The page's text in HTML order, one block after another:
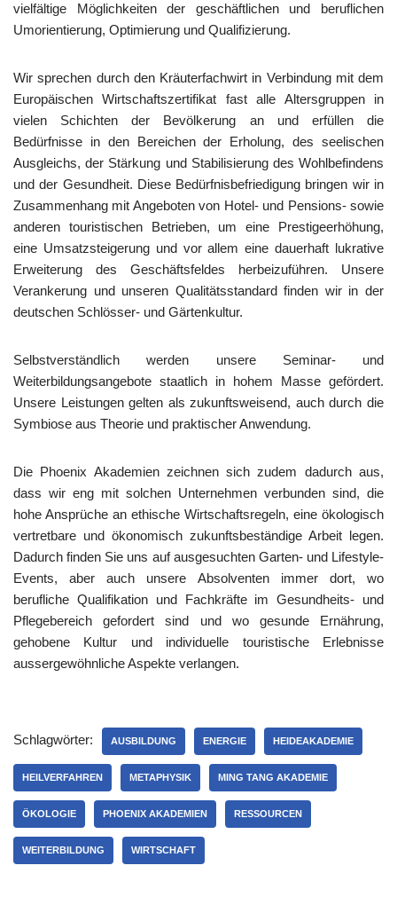
vielfältige Möglichkeiten der geschäftlichen und beruflichen
Umorientierung, Optimierung und Qualifizierung.
Wir sprechen durch den Kräuterfachwirt in Verbindung mit dem
Europäischen Wirtschaftszertifikat fast alle Altersgruppen in
vielen Schichten der Bevölkerung an und erfüllen die
Bedürfnisse in den Bereichen der Erholung, des seelischen
Ausgleichs, der Stärkung und Stabilisierung des Wohlbefindens
und der Gesundheit. Diese Bedürfnisbefriedigung bringen wir in
Zusammenhang mit Angeboten von Hotel- und Pensions- sowie
anderen touristischen Betrieben, um eine Prestigeerhöhung,
eine Umsatzsteigerung und vor allem eine dauerhaft lukrative
Erweiterung des Geschäftsfeldes herbeizuführen. Unsere
Verankerung und unseren Qualitätsstandard finden wir in der
deutschen Schlösser- und Gärtenkultur.
Selbstverständlich werden unsere Seminar- und
Weiterbildungsangebote staatlich in hohem Masse gefördert.
Unsere Leistungen gelten als zukunftsweisend, auch durch die
Symbiose aus Theorie und praktischer Anwendung.
Die Phoenix Akademien zeichnen sich zudem dadurch aus,
dass wir eng mit solchen Unternehmen verbunden sind, die
hohe Ansprüche an ethische Wirtschaftsregeln, eine ökologisch
vertretbare und ökonomisch zukunftsbeständige Arbeit legen.
Dadurch finden Sie uns auf ausgesuchten Garten- und Lifestyle-
Events, aber auch unsere Absolventen immer dort, wo
berufliche Qualifikation und Fachkräfte im Gesundheits- und
Pflegebereich gefordert sind und wo gesunde Ernährung,
gehobene Kultur und individuelle touristische Erlebnisse
aussergewöhnliche Aspekte verlangen.
Schlagwörter: AUSBILDUNG ENERGIE HEIDEAKADEMIE
HEILVERFAHREN METAPHYSIK MING TANG AKADEMIE
ÖKOLOGIE PHOENIX AKADEMIEN RESSOURCEN
WEITERBILDUNG WIRTSCHAFT